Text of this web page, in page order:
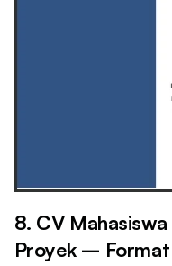
8. CV Mahasiswa
Proyek –